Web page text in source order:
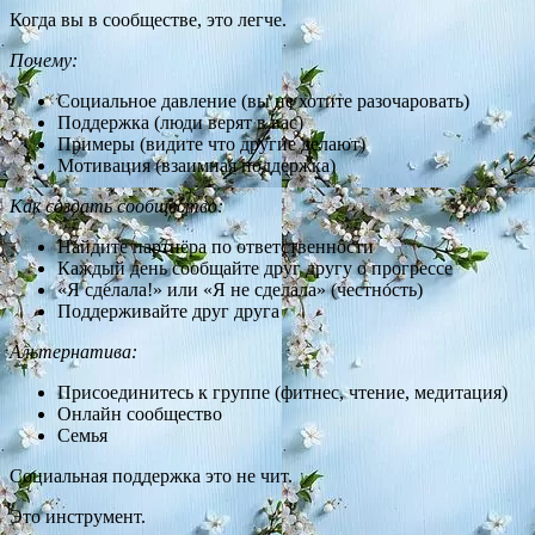
Когда вы в сообществе, это легче.
Почему:
Социальное давление (вы не хотите разочаровать)
Поддержка (люди верят в вас)
Примеры (видите что другие делают)
Мотивация (взаимная поддержка)
Как создать сообщество:
Найдите партнёра по ответственности
Каждый день сообщайте друг другу о прогрессе
«Я сделала!» или «Я не сделала» (честность)
Поддерживайте друг друга
Альтернатива:
Присоединитесь к группе (фитнес, чтение, медитация)
Онлайн сообщество
Семья
Социальная поддержка это не чит.
Это инструмент.